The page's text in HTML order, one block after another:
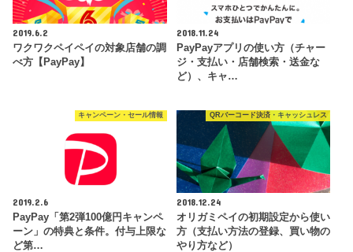
2019.6.2
ワクワクペイペイの対象店舗の調
べ方【PayPay】
2018.11.24
PayPayアプリの使い方（チャー
ジ・支払い・店舗検索・送金な
ど）、キャ…
キャンペーン・セール情報
2019.2.6
PayPay「第2弾100億円キャンペ
ーン」の特典と条件。付与上限な
ど第…
QRバーコード決済・キャッシュレス
2018.12.24
オリガミペイの初期設定から使い
方（支払い方法の登録、買い物の
やり方など）